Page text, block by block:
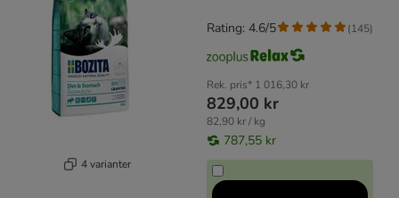
4 varianter
Rek. pris* 1 016,30 kr
829,00 kr
82,90 kr / kg
787,55 kr
Rating: 4.6/5 (145)